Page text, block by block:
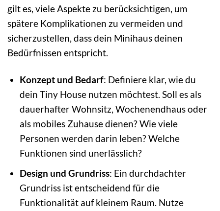
gilt es, viele Aspekte zu berücksichtigen, um
spätere Komplikationen zu vermeiden und
sicherzustellen, dass dein Minihaus deinen
Bedürfnissen entspricht.
Konzept und Bedarf: Definiere klar, wie du
dein Tiny House nutzen möchtest. Soll es als
dauerhafter Wohnsitz, Wochenendhaus oder
als mobiles Zuhause dienen? Wie viele
Personen werden darin leben? Welche
Funktionen sind unerlässlich?
Design und Grundriss: Ein durchdachter
Grundriss ist entscheidend für die
Funktionalität auf kleinem Raum. Nutze